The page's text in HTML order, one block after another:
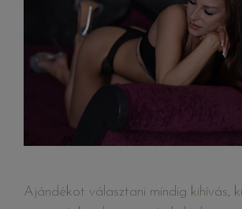
Ajándékot választani mindig kihívás,